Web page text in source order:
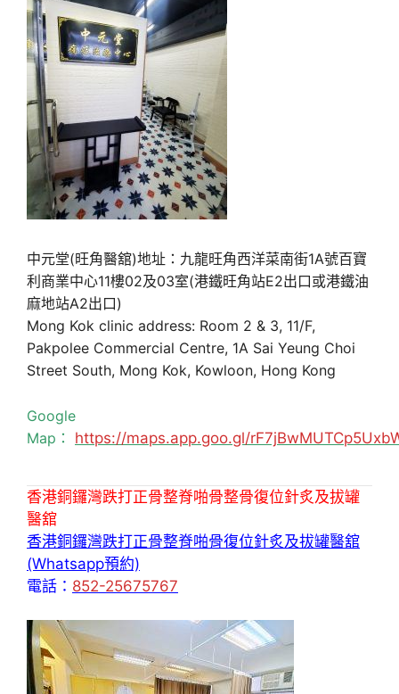
中元堂(旺角醫舘)地址：九龍旺角西洋菜南街1A號百寶
利商業中心11樓02及03室(港鐵旺角站E2出口或港鐵油
麻地站A2出口)
Mong Kok clinic address: Room 2 & 3, 11/F,
Pakpolee Commercial Centre, 1A Sai Yeung Choi
Street South, Mong Kok, Kowloon, Hong Kong
Google
Map： https://maps.app.goo.gl/
香港銅鑼灣跌打正骨整脊啪骨整骨復位針炙及拔罐
醫舘
香港銅鑼灣跌打正骨整脊啪骨復位針炙及拔罐醫舘
(Whatsapp預約)
電話： 852-25675767